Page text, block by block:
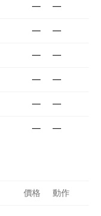
— —
— —
— —
— —
— —
— —
價格 動作